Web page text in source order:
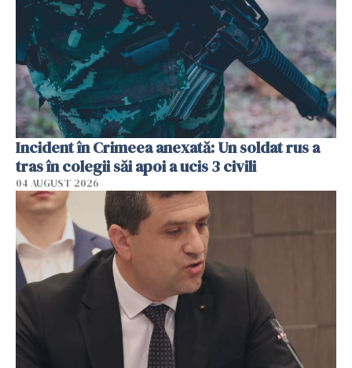
Incident în Crimeea anexată: Un soldat rus a
tras în colegii săi apoi a ucis 3 civili
04 AUGUST 2026